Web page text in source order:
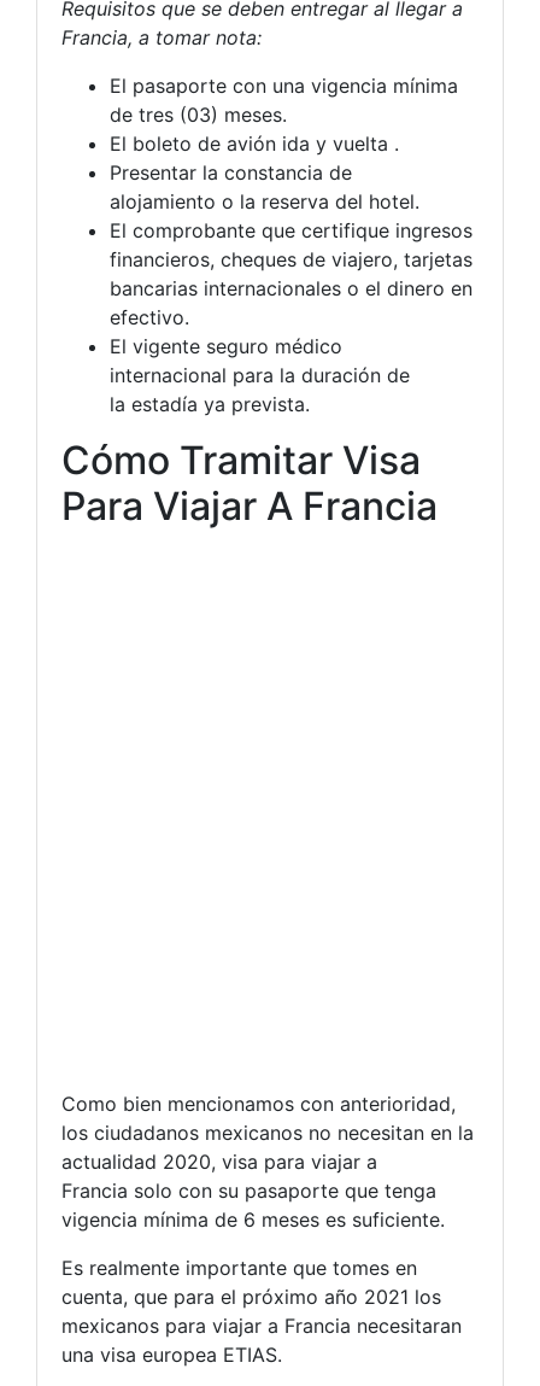
Requisitos que se deben entregar al llegar a
Francia, a tomar nota:
El pasaporte con una vigencia mínima
de tres (03) meses.
El boleto de avión ida y vuelta .
Presentar la constancia de
alojamiento o la reserva del hotel.
El comprobante que certifique ingresos
financieros, cheques de viajero, tarjetas
bancarias internacionales o el dinero en
efectivo.
El vigente seguro médico
internacional para la duración de
la estadía ya prevista.
Cómo Tramitar Visa
Para Viajar A Francia
Como bien mencionamos con anterioridad,
los ciudadanos mexicanos no necesitan en la
actualidad 2020, visa para viajar a
Francia solo con su pasaporte que tenga
vigencia mínima de 6 meses es suficiente.
Es realmente importante que tomes en
cuenta, que para el próximo año 2021 los
mexicanos para viajar a Francia necesitaran
una visa europea ETIAS.